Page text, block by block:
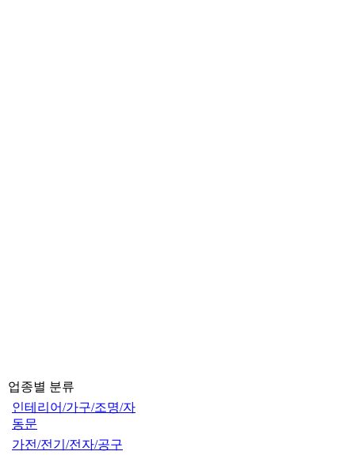
업종별 분류
인테리어/가구/조명/자
동문
가전/전기/전자/공구